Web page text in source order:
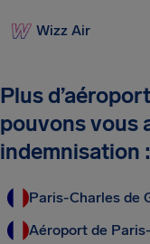
Wizz Air
Plus
pouvons vous
indemnisation :
Paris-Charles de
Aéroport de